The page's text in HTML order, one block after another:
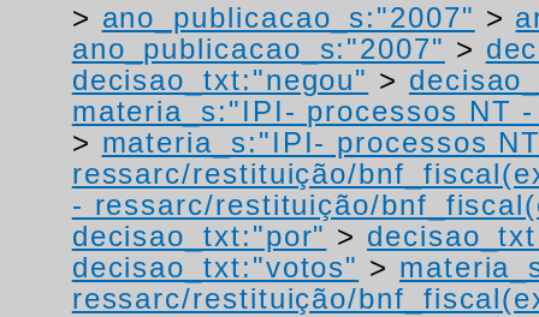
> ano_publicacao_s:"2007" >
ano_publicacao_s:"2007" >
decisao_txt:"negou" >
materia_s:"IPI- processos NT
> materia_s:"IPI- processos
ressarc/restituição/
- ressarc/restituição/
decisao_txt:"por" >
decisao_txt:"votos" >
ressarc/restituição/